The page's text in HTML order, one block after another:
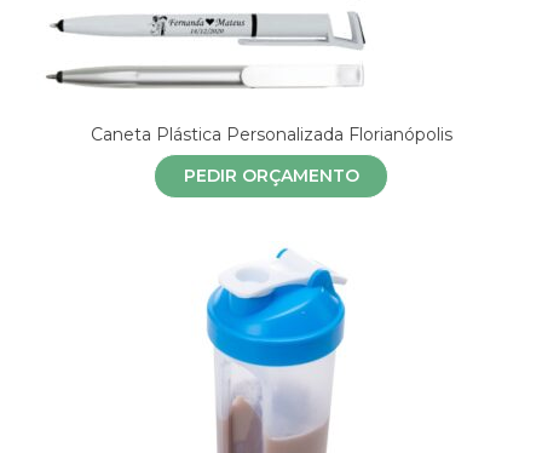
Caneta Plástica Personalizada Florianópolis
PEDIR ORÇAMENTO